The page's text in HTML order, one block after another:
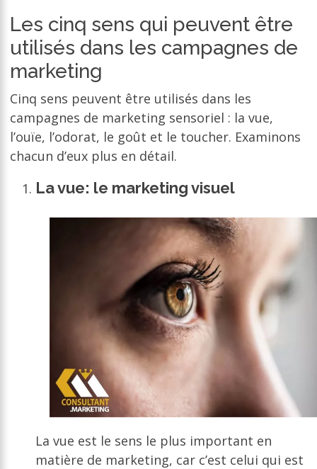
Les cinq sens qui peuvent être
utilisés dans les campagnes de
marketing
Cinq sens peuvent être utilisés dans les
campagnes de marketing sensoriel : la vue,
l’ouïe, l’odorat, le goût et le toucher. Examinons
chacun d’eux plus en détail.
La vue: le marketing visuel
La vue est le sens le plus important en
matière de marketing, car c’est celui qui est